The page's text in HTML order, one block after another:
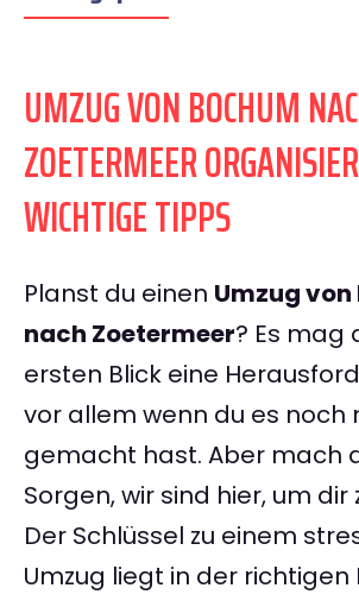
UMZUG VON BOCHUM
ZOETERMEER
WICHTIGE TIPPS
Planst du einen Umzug
nach Zoetermeer? Es mag
ersten Blick eine
vor allem wenn du es noch
gemacht hast. Aber mach
Sorgen, wir sind hier, um dir
Der Schlüssel zu einem
Umzug liegt in der richtigen